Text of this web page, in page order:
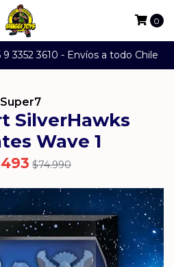
3352 3610 - Envíos a todo Chile
0
Super7
SilverHawks
Wave 1
$74.990